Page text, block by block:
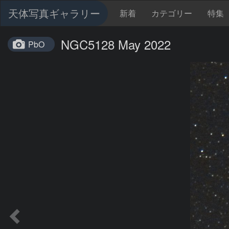
天体写真ギャラリー 新着 カテゴリー 特集
PbO NGC5128 May 2022